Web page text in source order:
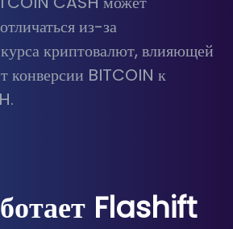
из-за
криптовалют, влияющей
конверсии BITCOIN к
Flashift